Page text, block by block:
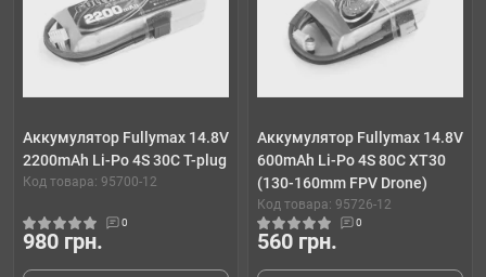
Аккумулятор Fullymax 14.8V
2200mAh Li-Po 4S 30C T-plug
Код товара: 95700-12
0
980 грн.
Аккумулятор Fullymax 14.8V
600mAh Li-Po 4S 80C XT30
(130-160mm FPV Drone)
Код товара: 95726-12
0
560 грн.